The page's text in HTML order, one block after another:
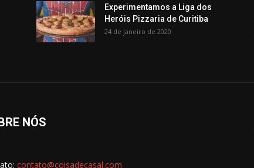
Experimentamos a Liga dos
Heróis Pizzaria de Curitiba
24 de janeiro de 2020
NÓS
contato@coisadecasal.com